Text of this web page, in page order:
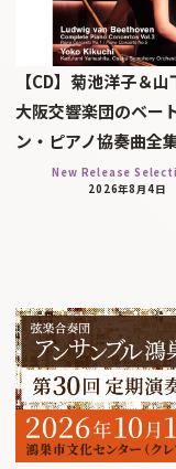
【CD】菊池洋子＆山
大阪交響楽団のベー
ン・ピアノ協奏曲全
New Release
2026年8月4日